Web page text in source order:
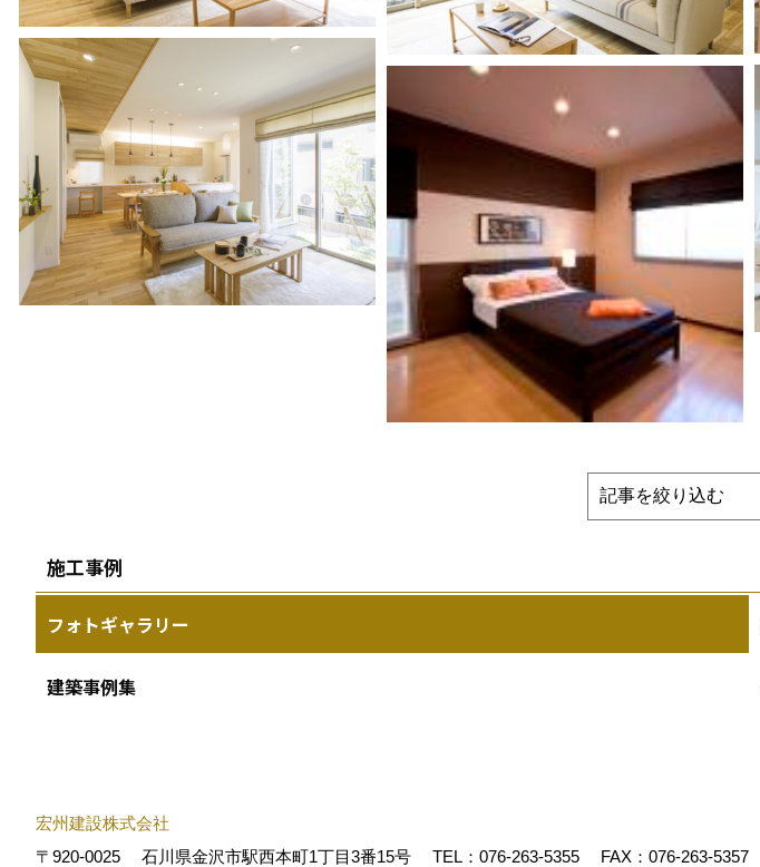
施工事例
フォトギャラリー
建築事例集
宏州建設株式会社
〒920-0025
石川県金沢市駅西本町1丁目3番15号 TEL： 076-263-5355 FAX：076-263-5357